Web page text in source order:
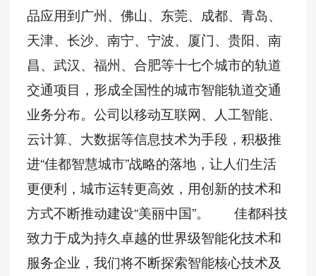
品应用到广州、佛山、东莞、成都、青岛、
天津、长沙、南宁、宁波、厦门、贵阳、南
昌、武汉、福州、合肥等十七个城市的轨道
交通项目，形成全国性的城市智能轨道交通
业务分布。公司以移动互联网、人工智能、
云计算、大数据等信息技术为手段，积极推
进“佳都智慧城市”战略的落地，让人们生活
更便利，城市运转更高效，用创新的技术和
方式不断推动建设“美丽中国”。 佳都科技
致力于成为持久卓越的世界级智能化技术和
服务企业，我们将不断探索智能核心技术及